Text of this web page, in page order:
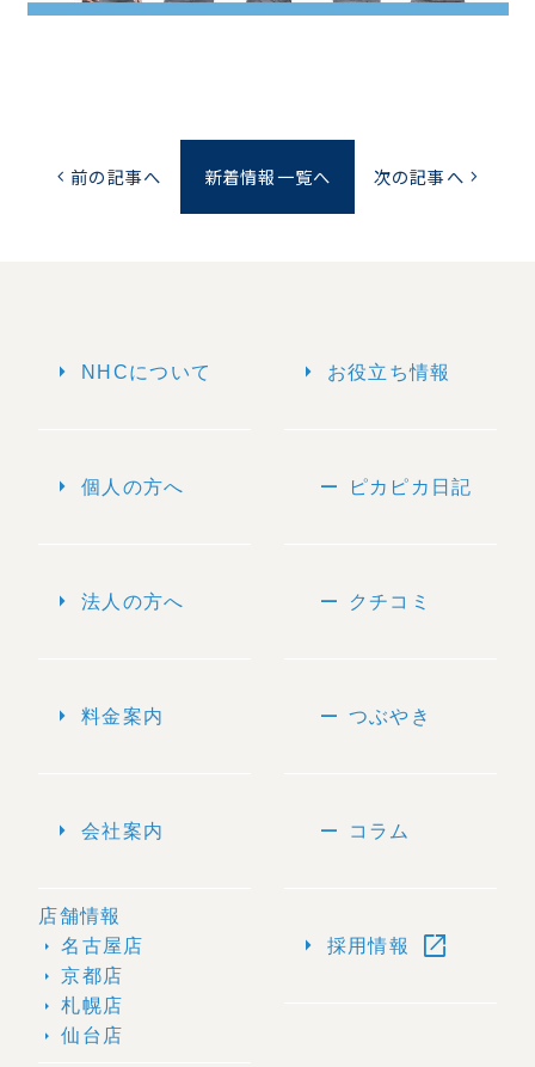
chevron_left 前の記事へ 新着情報一覧へ 次の記事へ chevron_right
arrow_right NHCについて
arrow_right 個人の方へ
arrow_right 法人の方へ
arrow_right 料金案内
arrow_right 会社案内
店舗情報
arrow_right 名古屋店
arrow_right 京都店
arrow_right 札幌店
arrow_right 仙台店
arrow_right お役立ち情報
remove ピカピカ日記
remove クチコミ
remove つぶやき
remove コラム
arrow_right 採用情報 open_in_new